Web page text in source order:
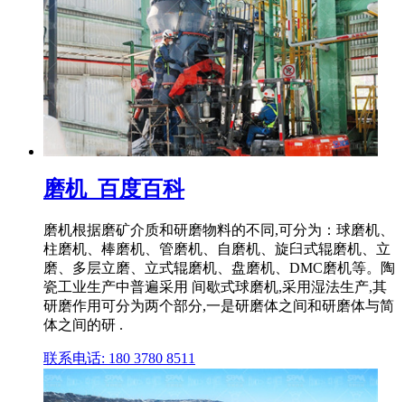
磨机_百度百科
磨机根据磨矿介质和研磨物料的不同,可分为：球磨机、
柱磨机、棒磨机、管磨机、自磨机、旋臼式辊磨机、立
磨、多层立磨、立式辊磨机、盘磨机、DMC磨机等。陶
瓷工业生产中普遍采用 间歇式球磨机,采用湿法生产,其
研磨作用可分为两个部分,一是研磨体之间和研磨体与简
体之间的研 .
联系电话: 180 3780 8511